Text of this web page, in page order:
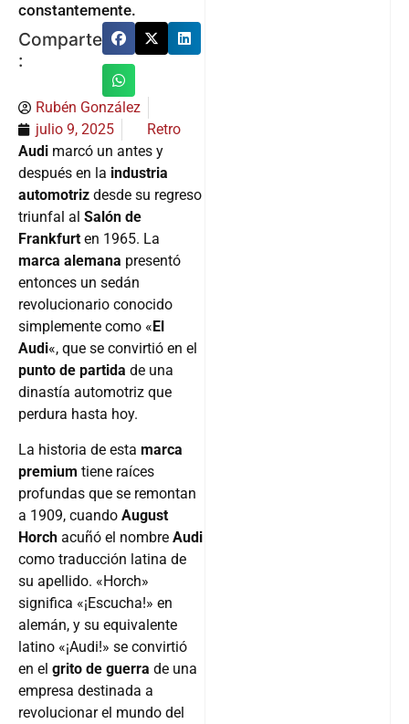
constantemente.
Comparte
:
Rubén González
julio 9, 2025
Retro
Audi marcó un antes y
después en la industria
automotriz desde su regreso
triunfal al Salón de
Frankfurt en 1965. La
marca alemana presentó
entonces un sedán
revolucionario conocido
simplemente como « El
Audi«, que se convirtió en el
punto de partida de una
dinastía automotriz que
perdura hasta hoy.
La historia de esta marca
premium tiene raíces
profundas que se remontan
a 1909, cuando August
Horch acuñó el nombre Audi
como traducción latina de
su apellido. «Horch»
significa «¡Escucha!» en
alemán, y su equivalente
latino «¡Audi!» se convirtió
en el grito de guerra de una
empresa destinada a
revolucionar el mundo del